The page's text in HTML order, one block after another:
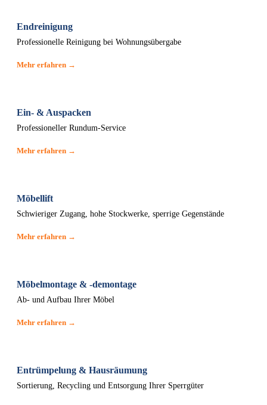
Endreinigung
Professionelle Reinigung bei Wohnungsübergabe
Mehr erfahren →
Ein- & Auspacken
Professioneller Rundum-Service
Mehr erfahren →
Möbellift
Schwieriger Zugang, hohe Stockwerke, sperrige Gegenstände
Mehr erfahren →
Möbelmontage & -demontage
Ab- und Aufbau Ihrer Möbel
Mehr erfahren →
Entrümpelung & Hausräumung
Sortierung, Recycling und Entsorgung Ihrer Sperrgüter